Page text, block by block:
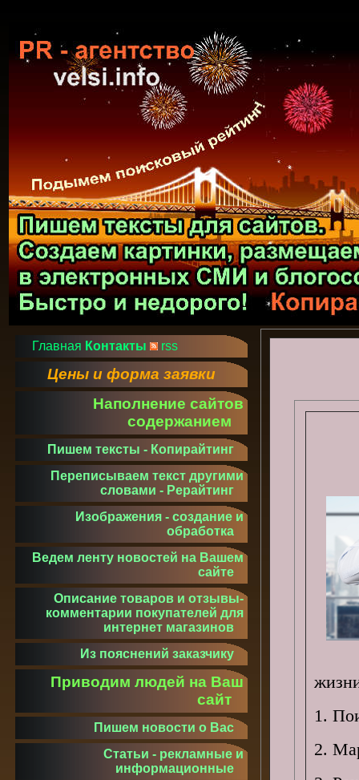
1.
2.
Главная Контакты rss
Цены и форма заявки
Наполнение сайтов
содержанием
Пишем тексты - Копирайтинг
Переписываем текст другими
словами - Рерайтинг
Изображения - создание и
обработка
Ведем ленту новостей на Вашем
сайте
Описание товаров и отзывы-
комментарии покупателей для
интернет магазинов
Из пояснений заказчику
Приводим людей на Ваш
сайт
Пишем новости о Вас
Статьи - рекламные и
информационные